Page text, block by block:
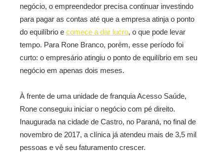
negócio, o empreendedor precisa continuar investindo
para pagar as contas até que a empresa atinja o ponto
do equilíbrio e comece a dar lucro, o que pode levar
tempo. Para Rone Branco, porém, esse período foi
curto: o empresário atingiu o ponto de equilíbrio em seu
negócio em apenas dois meses.
À frente de uma unidade de franquia Acesso Saúde,
Rone conseguiu iniciar o negócio com pé direito.
Inaugurada na cidade de Castro, no Paraná, no final de
novembro de 2017, a clínica já atendeu mais de 3,5 mil
pessoas e vê seu faturamento crescer.